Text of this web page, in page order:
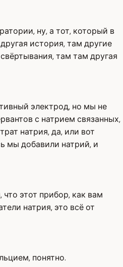
ну, а тот, который в
история, там другие
там там другая
электрод, но мы не
с натрием связанных,
натрия, да, или вот
мы добавили натрий, и
этот прибор, как вам
натрия, это всё от
понятно.